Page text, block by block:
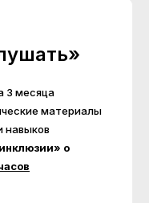
3 месяца
материалы
навыков
о